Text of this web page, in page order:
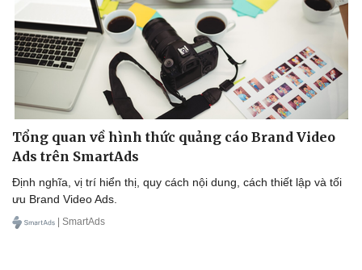
Tổng quan về hình thức quảng cáo Brand Video
Ads trên SmartAds
Định nghĩa, vị trí hiển thị, quy cách nội dung, cách thiết lập và tối
ưu Brand Video Ads.
| SmartAds